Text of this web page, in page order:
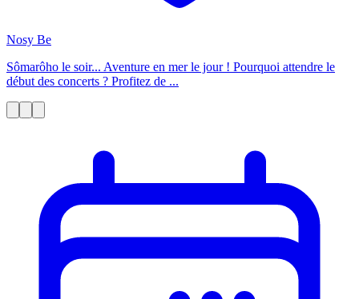
Nosy Be
Sômarôho le soir... Aventure en mer le jour ! Pourquoi attendre le
début des concerts ? Profitez de ...